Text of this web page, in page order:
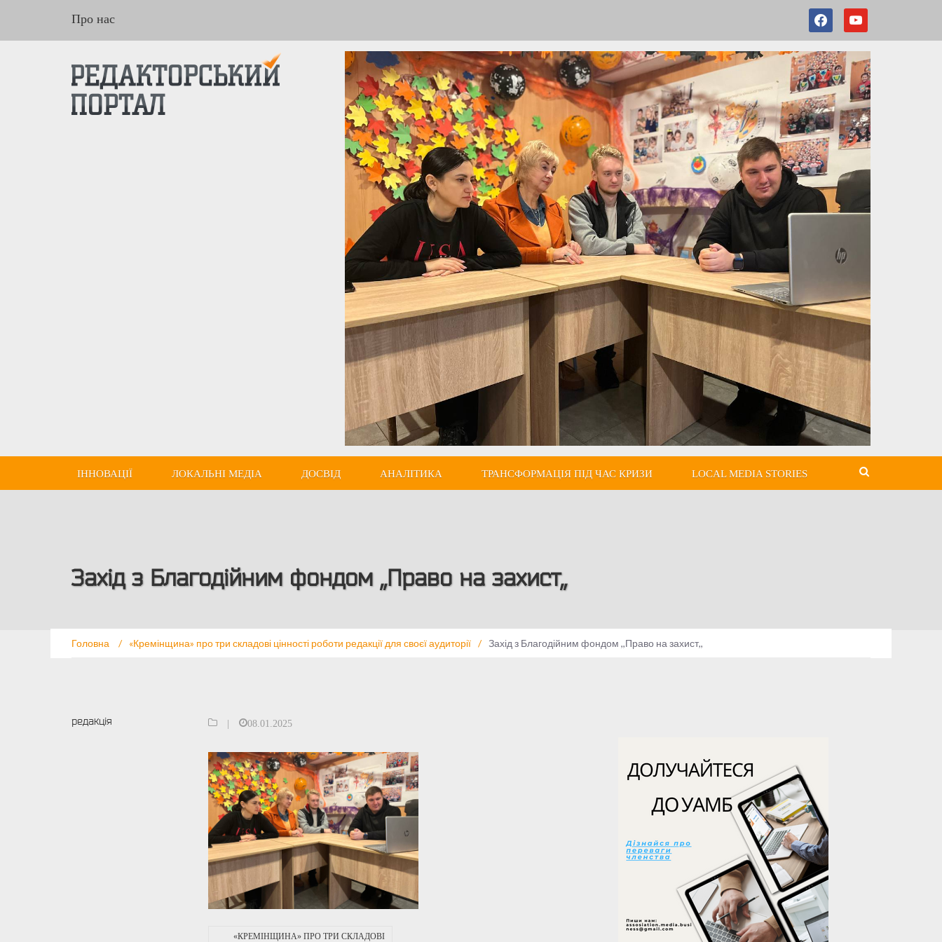
Про нас
ІННОВАЦІЇ ЛОКАЛЬНІ МЕДІА ДОСВІД АНАЛІТИКА ТРАНСФОРМАЦІЯ ПІД ЧАС КРИЗИ LOCAL MEDIA STORIES
Захід з Благодійним фондом ,,Право на захист,,
Головна / «Кремінщина» про три складові цінності роботи редакції для своєї аудиторії / Захід з Благодійним фондом ,,Право на захист,,
редакція | 08.01.2025
«КРЕМІНЩИНА» ПРО ТРИ СКЛАДОВІ